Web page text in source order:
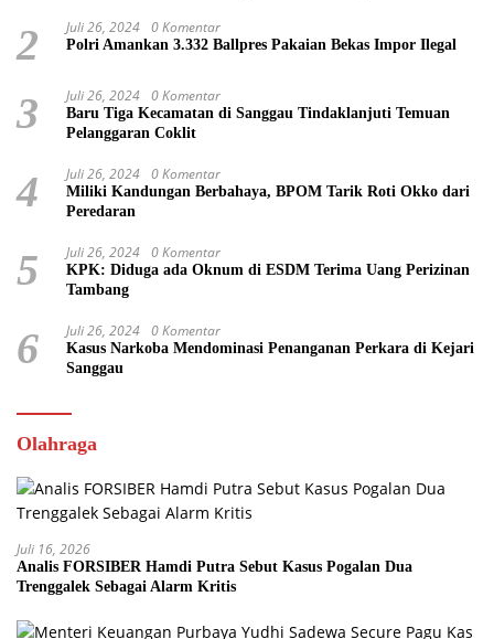
2 Juli 26, 2024 0 Komentar
Polri Amankan 3.332 Ballpres Pakaian Bekas Impor Ilegal
3 Juli 26, 2024 0 Komentar
Baru Tiga Kecamatan di Sanggau Tindaklanjuti Temuan
Pelanggaran Coklit
4 Juli 26, 2024 0 Komentar
Miliki Kandungan Berbahaya, BPOM Tarik Roti Okko dari
Peredaran
5 Juli 26, 2024 0 Komentar
KPK: Diduga ada Oknum di ESDM Terima Uang Perizinan
Tambang
6 Juli 26, 2024 0 Komentar
Kasus Narkoba Mendominasi Penanganan Perkara di Kejari
Sanggau
Olahraga
Juli 16, 2026
Analis FORSIBER Hamdi Putra Sebut Kasus Pogalan Dua
Trenggalek Sebagai Alarm Kritis